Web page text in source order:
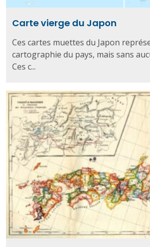
Carte vierge du Japon
Ces cartes muettes du Japon
cartographie du pays, mais sans
Ces c...